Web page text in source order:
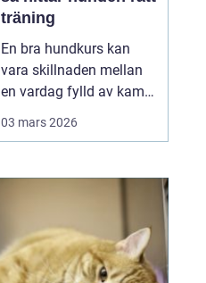
träning
En bra hundkurs kan
vara skillnaden mellan
en vardag fylld av kamp
För många hundägare i
lära några kommandon,
utan om att byg...
03 mars 2026